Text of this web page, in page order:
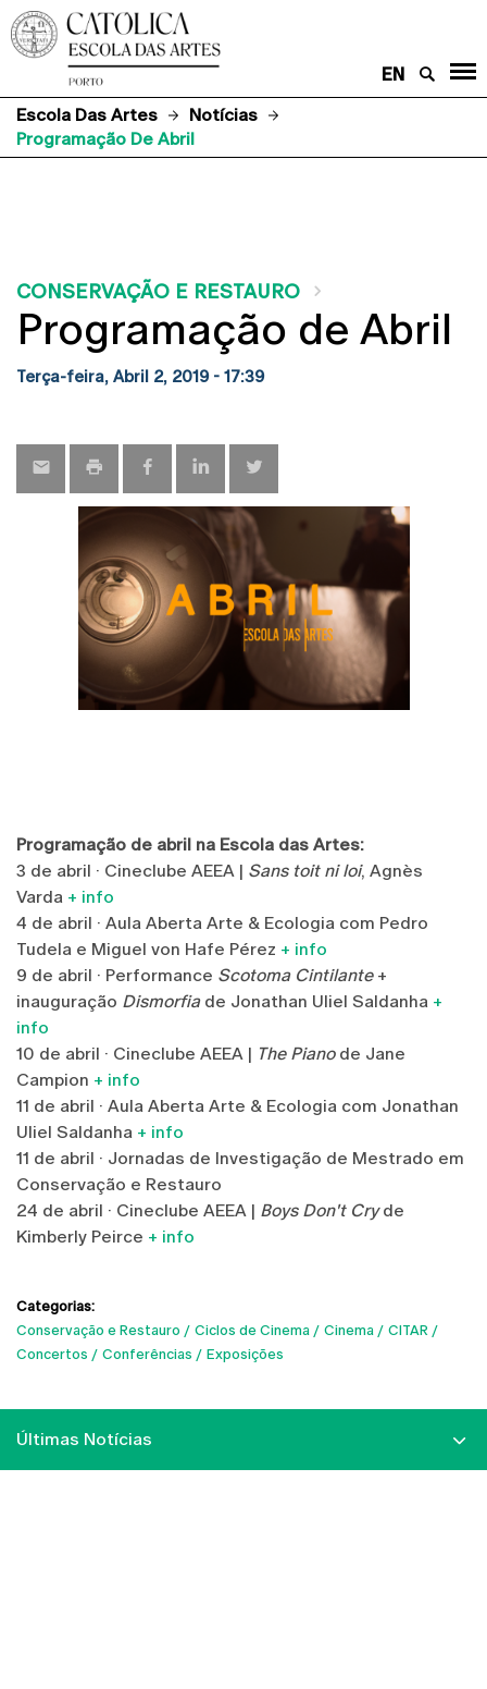
EN
Escola Das Artes
Notícias
Programação De Abril
CONSERVAÇÃO E RESTAURO
Programação de Abril
Terça-feira, Abril 2, 2019 - 17:39
Programação de abril na Escola das Artes:
3 de abril · Cineclube AEEA | Sans toit ni loi, Agnès
Varda + info
4 de abril · Aula Aberta Arte & Ecologia com Pedro
Tudela e Miguel von Hafe Pérez + info
9 de abril · Performance Scotoma Cintilante+
inauguração Dismorfiade Jonathan Uliel Saldanha +
info
10 de abril · Cineclube AEEA | The Pianode Jane
Campion + info
11 de abril · Aula Aberta Arte & Ecologia com Jonathan
Uliel Saldanha + info
11 de abril · Jornadas de Investigação de Mestrado em
Conservação e Restauro
24 de abril · Cineclube AEEA | Boys Don't Cryde
Kimberly Peirce + info
Categorias:
Conservação e Restauro
Ciclos de Cinema Cinema
CITAR
Concertos
Conferências Exposições
Últimas Notícias